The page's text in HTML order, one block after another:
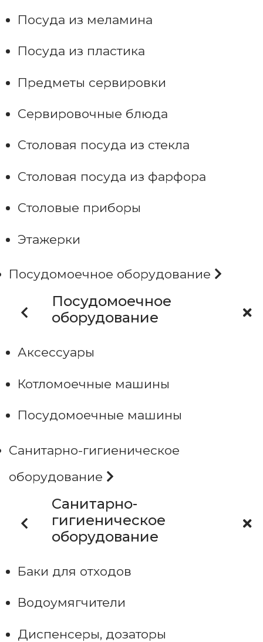
Посуда из меламина
Посуда из пластика
Предметы сервировки
Сервировочные блюда
Столовая посуда из стекла
Столовая посуда из фарфора
Столовые приборы
Этажерки
Посудомоечное оборудование
Посудомоечное
оборудование
Аксессуары
Котломоечные машины
Посудомоечные машины
Санитарно-гигиеническое
оборудование
Санитарно-
гигиеническое
оборудование
Баки для отходов
Водоумягчители
Диспенсеры, дозаторы